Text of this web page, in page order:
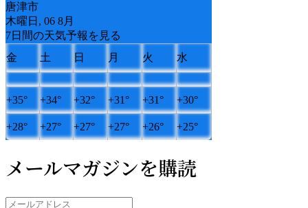
唐津市
木曜日, 06 8月
7日間の天気予報を見る
金
土 日 月 火 水
+35° +34° +32° +31° +31° +30°
+28° +27° +27° +27° +26° +25°
メールマガジンを購読